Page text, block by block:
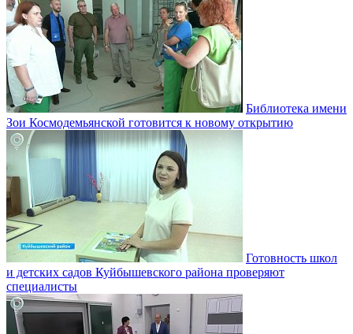
Библиотека имени
Зои Космодемьянской готовится к новому открытию
Готовность школ
и детских садов Куйбышевского района проверяют
специалисты